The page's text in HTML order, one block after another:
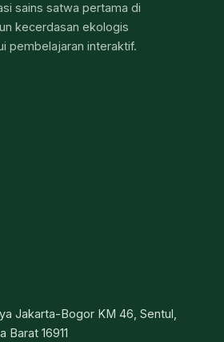
sains satwa pertama di
kecerdasan ekologis
pembelajaran interaktif.
Jakarta-Bogor KM 46, Sentul,
Barat 16911